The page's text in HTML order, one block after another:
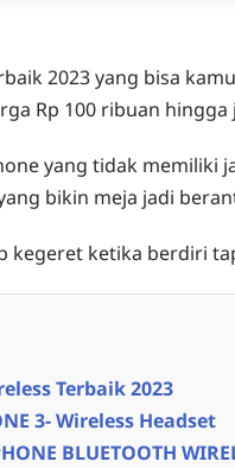
2023 yang bisa
Rp 100 ribuan hingga
yang tidak memiliki
bikin meja jadi
kegeret ketika berdiri
Terbaik 2023
3- Wireless Headset
BLUETOOTH